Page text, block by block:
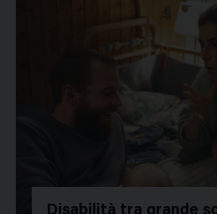
Disabilità tra grande